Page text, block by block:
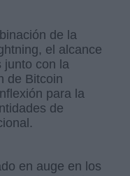
de la
el alcance
junto con la
de Bitcoin
para la
de
en auge en los